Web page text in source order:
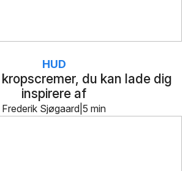
du kan lade dig
inspirere af
HUD
5 min
Frederik Sjøgaard